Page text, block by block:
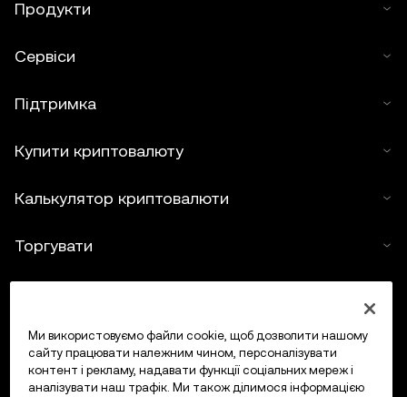
Продукти
Сервіси
Підтримка
Купити криптовалюту
Калькулятор криптовалюти
Торгувати
Ми використовуємо файли cookie, щоб дозволити нашому
сайту працювати належним чином, персоналізувати
контент і рекламу, надавати функції соціальних мереж і
аналізувати наш трафік. Ми також ділимося інформацією